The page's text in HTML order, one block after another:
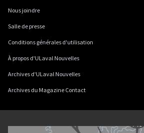
Nous joindre
Salle de presse
Conditions générales d'utilisation
À propos d'ULaval Nouvelles
Archives d'ULaval Nouvelles
Archives du Magazine Contact